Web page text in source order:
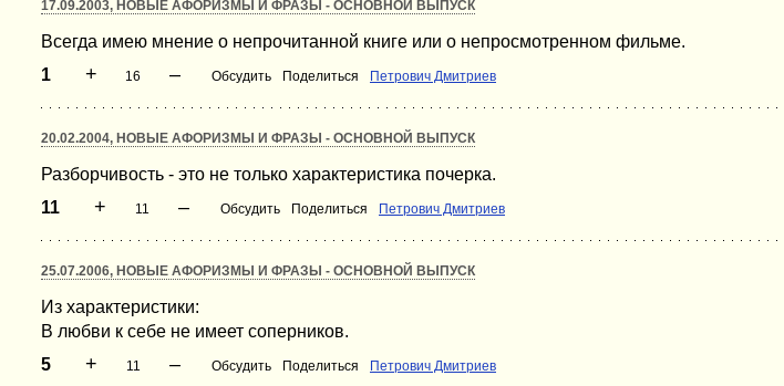
17.09.2003, НОВЫЕ АФОРИЗМЫ И ФРАЗЫ - ОСНОВНОЙ ВЫПУСК
Всегда имею мнение о непрочитанной книге или о непросмотренном фильме.
1
+ 16 – Обсудить Поделиться Петрович Дмитриев
20.02.2004, НОВЫЕ АФОРИЗМЫ И ФРАЗЫ - ОСНОВНОЙ ВЫПУСК
Разборчивость - это не только характеристика почерка.
11
+ 11 – Обсудить Поделиться Петрович Дмитриев
25.07.2006, НОВЫЕ АФОРИЗМЫ И ФРАЗЫ - ОСНОВНОЙ ВЫПУСК
Из характеристики:
В любви к себе не имеет соперников.
5
+ 11 – Обсудить Поделиться Петрович Дмитриев